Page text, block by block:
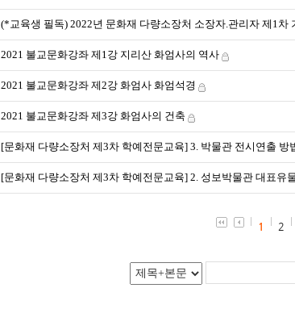
(*교육생 필독) 2022년 문화재 다량소장처 소장자.관리자 제1차
2021 불교문화강좌 제1강 지리산 화엄사의 역사
2021 불교문화강좌 제2강 화엄사 화엄석경
2021 불교문화강좌 제3강 화엄사의 건축
[문화재 다량소장처 제3차 학예전문교육] 3. 박물관 전시연출 방
[문화재 다량소장처 제3차 학예전문교육] 2. 성보박물관 대표유
1 2